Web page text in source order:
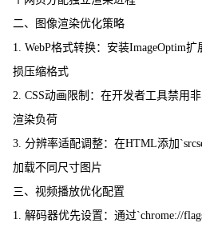
二、图像渲染优化策略
1. WebP格式转换：安装ImageOptim
损压缩格式
2. CSS动画限制：在开发者工具禁用
渲染负荷
3. 分辨率适配调整：在HTML添加
加载不同尺寸图片
三、视频播放优化配置
1. 解码器优先设置：通过`chrome://